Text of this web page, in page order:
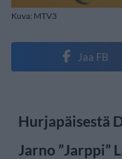
Kuva: MTV3
Jaa FB
Hurjapäisestä
Jarno